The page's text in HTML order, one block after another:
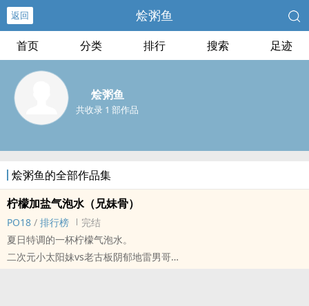
返回 烩粥鱼
首页 分类 排行 搜索 足迹
烩粥鱼
共收录 1 部作品
烩粥鱼的全部作品集
柠檬加盐气泡水（‎兄‍‌‎妹‌‎骨）
PO18 / 排行榜
完结
夏日特调的一杯柠檬气泡水。
二次元小太阳妹vs老古板阴郁地雷男哥